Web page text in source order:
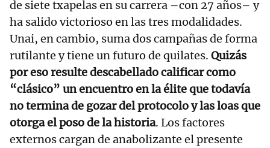
de siete txapelas en su carrera –con 27 años– y
ha salido victorioso en las tres modalidades.
Unai, en cambio, suma dos campañas de forma
rutilante y tiene un futuro de quilates. Quizás
por eso resulte descabellado calificar como
“clásico” un encuentro en la élite que todavía
no termina de gozar del protocolo y las loas que
otorga el poso de la historia. Los factores
externos cargan de anabolizante el presente